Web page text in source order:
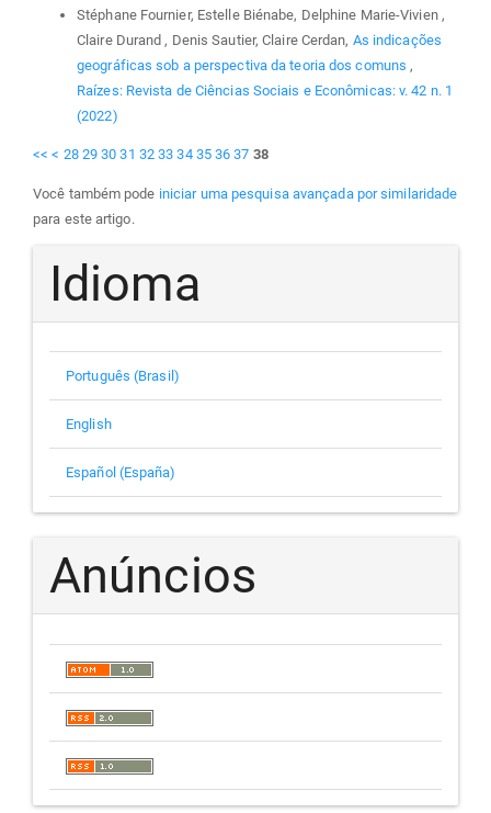
Stéphane Fournier, Estelle Biénabe, Delphine Marie-Vivien ,
Claire Durand , Denis Sautier, Claire Cerdan, As indicações
geográficas sob a perspectiva da teoria dos comuns,
Raízes: Revista de Ciências Sociais e Econômicas: v. 42 n. 1
(2022)
<< < 28 29 30 31 32 33 34 35 36 37 38
Você também pode iniciar uma pesquisa avançada por similaridade
para este artigo.
Idioma
Português (Brasil)
English
Español (España)
Anúncios